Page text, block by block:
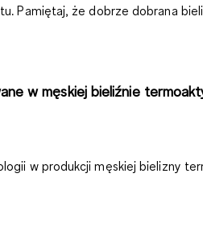
Pamiętaj, że dobrze dobrana
w męskiej bieliźnie
w produkcji męskiej bielizny